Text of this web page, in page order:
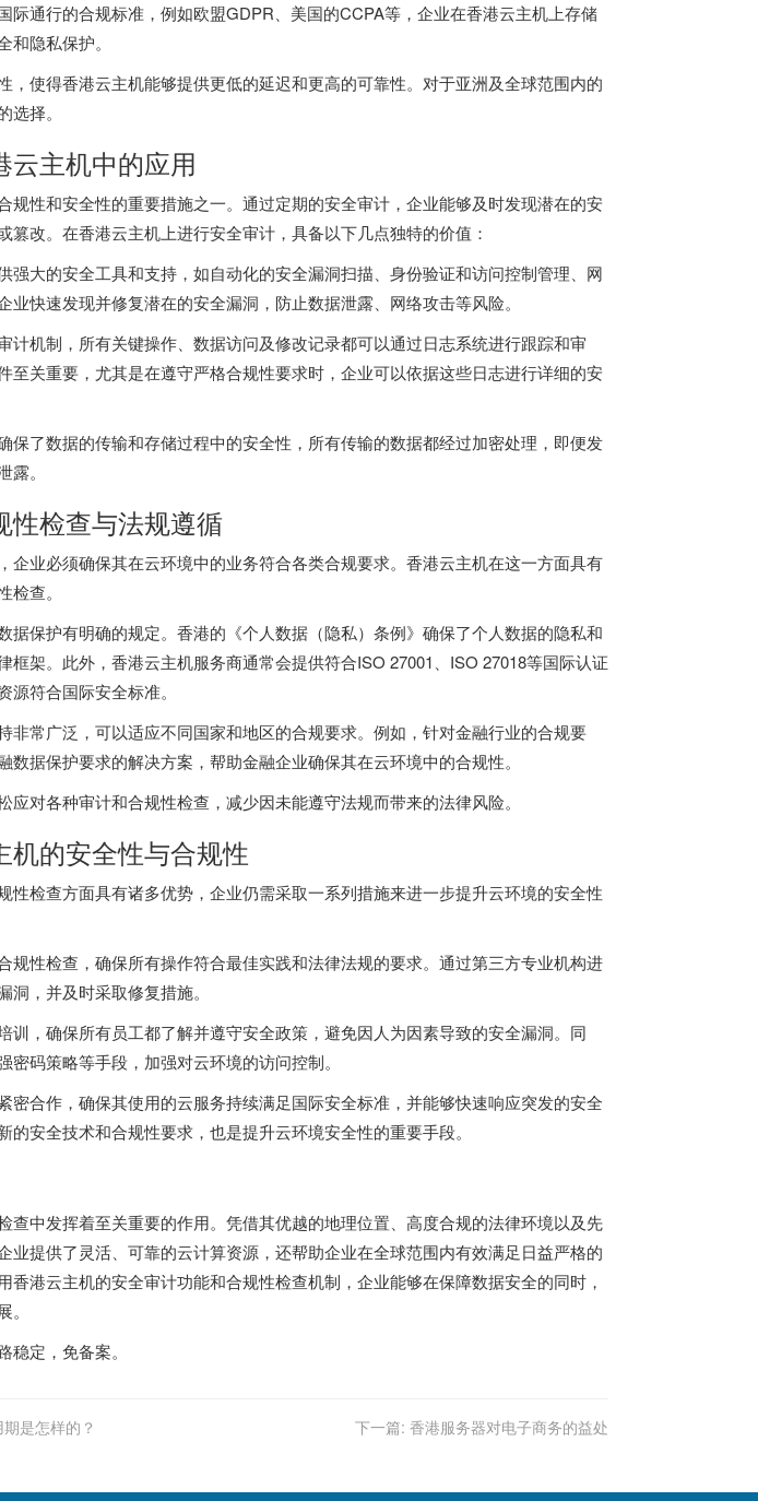
际通行的合规标准，例如欧盟GDPR、美国的CCPA等，企业在香港云主机上存储
隐私保护。
，使得香港云主机能够提供更低的延迟和更高的可靠性。对于亚洲及全球范围内的
择。
云主机中的应用
规性和安全性的重要措施之一。通过定期的安全审计，企业能够及时发现潜在的安
篡改。在香港云主机 上进行安全审计，具备以下几点独特的价值：
强大的安全工具和支持，如自动化的安全漏洞扫描、身份验证和访问控制管理、网
快速发现并修复潜在的安全漏洞，防止数据泄露、网络攻击等风险。
计机制，所有关键操作、数据访问及修改记录都可以通过日志系统进行跟踪和审
至关重要，尤其是在遵守严格合规性要求时，企业可以依据这些日志进行详细的安
保了数据的传输和存储过程中的安全性，所有传输的数据都经过加密处理，即便发
。
性检查与法规遵循
企业必须确保其在云环境中的业务符合各类合规要求。香港云主机在这一方面具有
查。
据保护有明确的规定。香港的《个人数据（隐私）条例》确保了个人数据的隐私和
框架。此外，香港云主机服务商通常会提供符合ISO 27001、ISO 27018等国际认证
符合国际安全标准。
非常广泛，可以适应不同国家和地区的合规要求。例如，针对金融行业的合规要
据保护要求的解决方案，帮助金融企业确保其在云环境中的合规性。
对各种审计和合规性检查，减少因未能遵守法规而带来的法律风险。
机的安全性与合规性
性检查方面具有诸多优势，企业仍需采取一系列措施来进一步提升云环境的安全性
规性检查，确保所有操作符合最佳实践和法律法规的要求。通过第三方专业机构进
，并及时采取修复措施。
训，确保所有员工都了解并遵守安全政策，避免因人为因素导致的安全漏洞。同
码策略等手段，加强对云环境的访问控制。
密合作，确保其使用的云服务持续满足国际安全标准，并能够快速响应突发的安全
安全技术和合规性要求，也是提升云环境安全性的重要手段。
查中发挥着至关重要的作用。凭借其优越的地理位置、高度合规的法律环境以及先
业提供了灵活、可靠的云计算资源，还帮助企业在全球范围内有效满足日益严格的
香港云主机的安全审计功能和合规性检查机制，企业能够在保障数据安全的同时，
定，免备案。
是怎样的？ 下一篇: 香港服务器对电子商务的益处